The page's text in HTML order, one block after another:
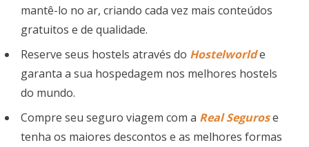
mantê-lo no ar, criando cada vez mais conteúdos
gratuitos e de qualidade.
Reserve seus hostels através do Hostelworlde
garanta a sua hospedagem nos melhores hostels
do mundo.
Compre seu seguro viagem com a Real Segurose
tenha os maiores descontos e as melhores formas